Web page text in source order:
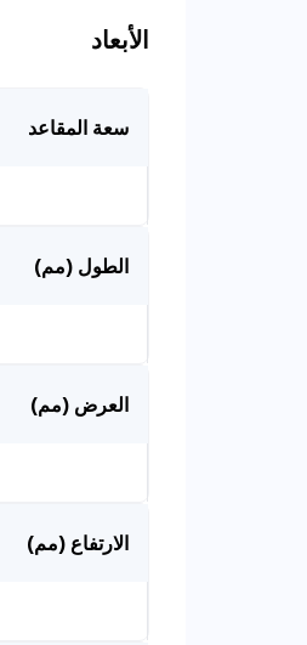
الأبعاد
سعة المقاعد
الطول (مم)
العرض (مم)
الارتفاع (مم)